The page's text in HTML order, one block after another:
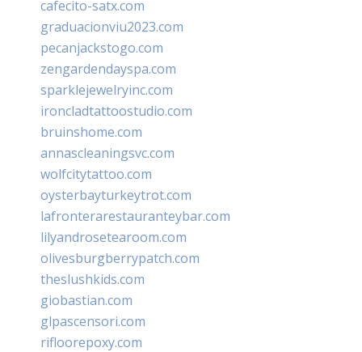
cafecito-satx.com
graduacionviu2023.com
pecanjackstogo.com
zengardendayspa.com
sparklejewelryinc.com
ironcladtattoostudio.com
bruinshome.com
annascleaningsvc.com
wolfcitytattoo.com
oysterbayturkeytrot.com
lafronterarestauranteybar.com
lilyandrosetearoom.com
olivesburgberrypatch.com
theslushkids.com
giobastian.com
glpascensori.com
rifloorepoxy.com